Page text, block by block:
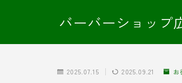
バーバーショップ
2025.07.15 2025.09.21 お